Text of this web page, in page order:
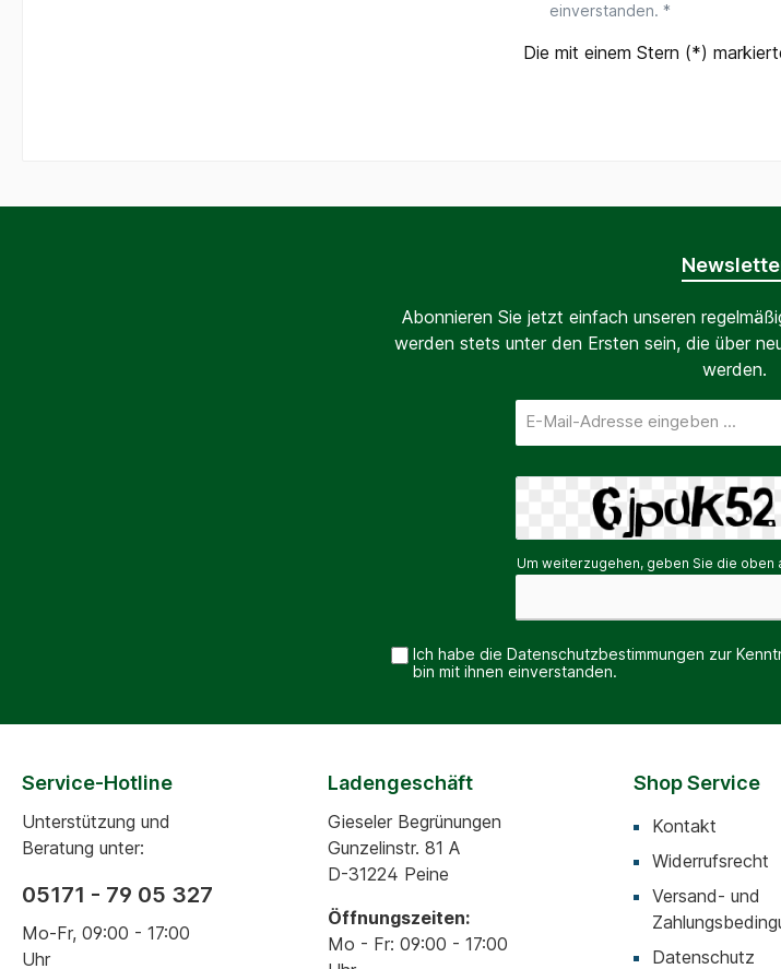
einverstanden. *
Die mit einem Stern (*)
Abonnieren Sie jetzt einfach unseren
werden stets unter den Ersten sein, die über
werden.
Mail-
Adresse*
Um weiterzugehen, geben Sie die
Ich habe die Datenschutzbestimmungen zur
bin mit ihnen einverstanden.
Service-Hotline
Unterstützung und
Beratung unter:
05171 - 79 05 327
Mo-Fr, 09:00 - 17:00
Uhr
Shop Service
Kontakt
Widerrufsrecht
Versand- und
Datenschutz
Ladengeschäft
Gieseler Begrünungen
Gunzelinstr. 81 A
D-31224 Peine
Öffnungszeiten:
Mo - Fr: 09:00 - 17:00